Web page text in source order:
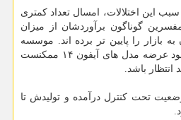
این اختلالات، امسال تعداد کمتری
مفسرین گوناگون برآوردشان از میزان
بازار را پایین تر برده اند. موسسه
یوبی اس ماه جاری اعلام نمود عرضه مدل های آیفون ۱۴ ممکنست
تحت کنترل درآمده و تولیدش تا